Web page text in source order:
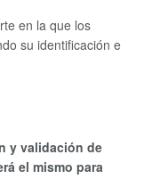
en la que los
su identificación e
y validación de
el mismo para